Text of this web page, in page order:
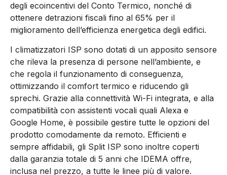
degli ecoincentivi del Conto Termico, nonché di
ottenere detrazioni fiscali fino al 65% per il
miglioramento dell’efficienza energetica degli edifici.
I climatizzatori ISP sono dotati di un apposito sensore
che rileva la presenza di persone nell’ambiente, e
che regola il funzionamento di conseguenza,
ottimizzando il comfort termico e riducendo gli
sprechi. Grazie alla connettività Wi-Fi integrata, e alla
compatibilità con assistenti vocali quali Alexa e
Google Home, è possibile gestire tutte le opzioni del
prodotto comodamente da remoto. Efficienti e
sempre affidabili, gli Split ISP sono inoltre coperti
dalla garanzia totale di 5 anni che IDEMA offre,
inclusa nel prezzo, a tutte le linee più di valore.